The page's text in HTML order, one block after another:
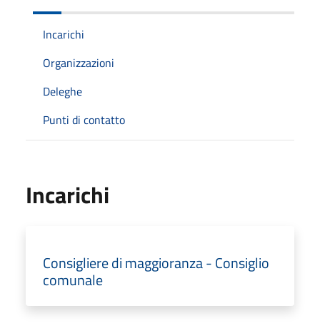
Incarichi
Organizzazioni
Deleghe
Punti di contatto
Incarichi
Consigliere di maggioranza - Consiglio
comunale